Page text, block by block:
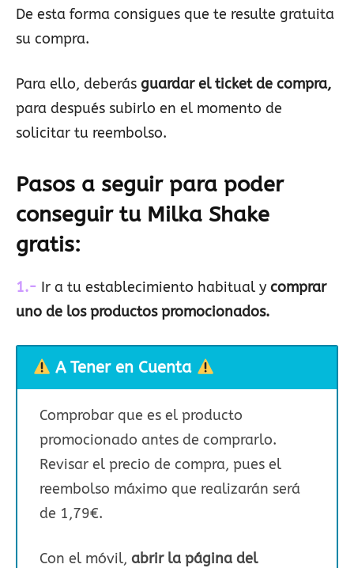
De esta forma consigues que te resulte gratuita
su compra.
Para ello, deberás guardar el ticket de compra,
para después subirlo en el momento de
solicitar tu reembolso.
Pasos a seguir para poder
conseguir tu Milka Shake
gratis:
1.- Ir a tu establecimiento habitual y comprar
uno de los productos promocionados.
A Tener en Cuenta
Comprobar que es el producto
promocionado antes de comprarlo.
Revisar el precio de compra, pues el
reembolso máximo que realizarán será
de 1,79€.
Con el móvil, abrir la página del